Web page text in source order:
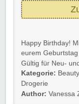
Happy Birthday!
eurem
Gültig für Neu-
Widerruf.
Folgt einfach
Kategorie:
Drogerie
Author: Vanessa